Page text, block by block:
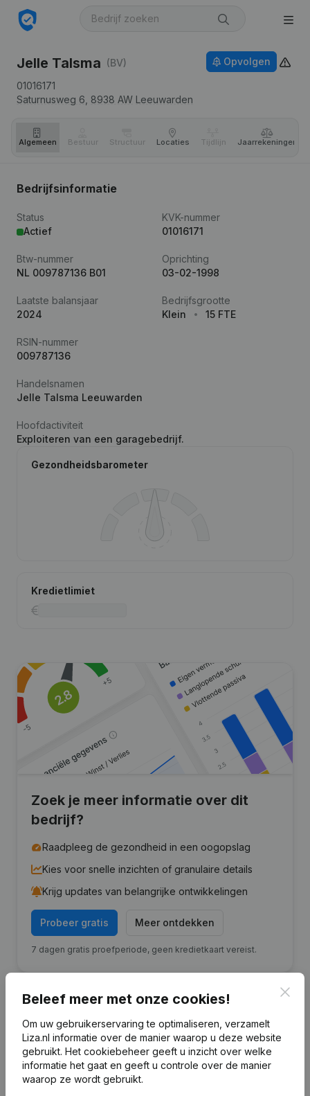
Jelle Talsma (BV)
01016171
Saturnusweg 6, 8938 AW Leeuwarden
Opvolgen
Algemeen Bestuur Structuur Locaties Tijdlijn Jaar­rekeningen
Bedrijfsinformatie
Status
Actief
KVK-nummer
01016171
Btw-nummer
NL 009787136 B01
Oprichting
03-02-1998
Laatste balansjaar
2024
Bedrijfsgrootte
Klein
15 FTE
RSIN-nummer
009787136
Handelsnamen
Jelle Talsma Leeuwarden
Hoofdactiviteit
Exploiteren van een garagebedrijf.
Gezondheidsbarometer
Kredietlimiet
Zoek je meer informatie over dit
bedrijf?
Raadpleeg de gezondheid in een oogopslag
Kies voor snelle inzichten of granulaire details
Krijg updates van belangrijke ontwikkelingen
Probeer gratis Meer ontdekken
7 dagen gratis proefperiode, geen kredietkaart vereist.
Financiële gegevensvan Jelle Talsma
2024
Beleef meer met onze cookies!
Om uw gebruikerservaring te optimaliseren, verzamelt
Liza.nl informatie over de manier waarop u deze website
gebruikt. Het cookiebeheer geeft u inzicht over welke
informatie het gaat en geeft u controle over de manier
waarop ze wordt gebruikt.